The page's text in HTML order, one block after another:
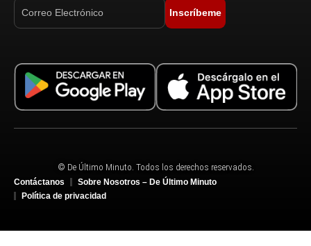
Inscríbeme
© De Último Minuto. Todos los derechos reservados.
Contáctanos
Sobre Nosotros – De Último Minuto
Política de privacidad